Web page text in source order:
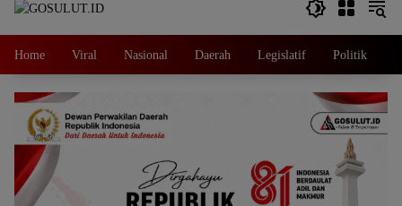
Home Viral Nasional Daerah Legislatif Politik